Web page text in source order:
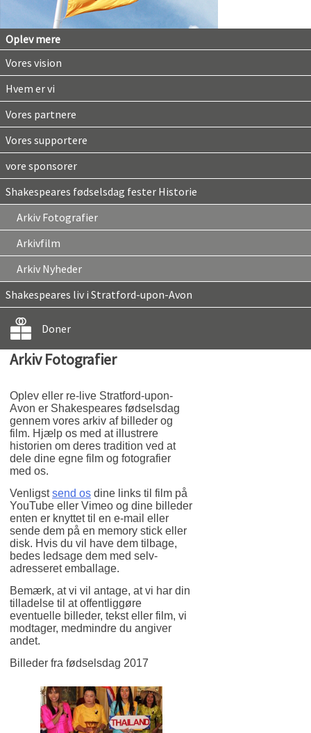
Oplev mere
Vores vision
Hvem er vi
Vores partnere
Vores supportere
vore sponsorer
Shakespeares fødselsdag fester Historie
Arkiv Fotografier
Arkivfilm
Arkiv Nyheder
Shakespeares liv i Stratford-upon-Avon
Doner
Arkiv Fotografier
Oplev eller re-live Stratford-upon-
Avon er Shakespeares fødselsdag
gennem vores arkiv af billeder og
film. Hjælp os med at illustrere
historien om deres tradition ved at
dele dine egne film og fotografier
med os.
Venligstsend os dine links til film på
YouTube eller Vimeo og dine billeder
enten er knyttet til en e-mail eller
sende dem på en memory stick eller
disk. Hvis du vil have dem tilbage,
bedes ledsage dem med selv-
adresseret emballage.
Bemærk, at vi vil antage, at vi har din
tilladelse til at offentliggøre
eventuelle billeder, tekst eller film, vi
modtager, medmindre du angiver
andet.
Billeder fra fødselsdag 2017